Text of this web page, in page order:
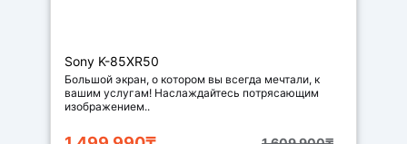
Телевизор
Sony K-85XR50
Большой экран, о котором вы всегда мечтали, к
вашим услугам! Наслаждайтесь потрясающим
изображением..